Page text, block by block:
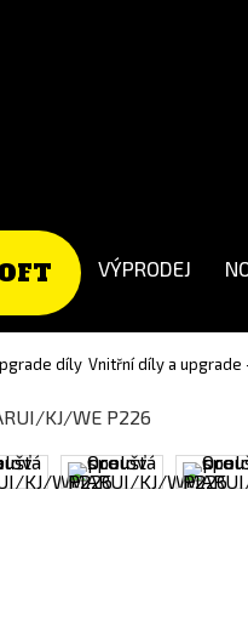
VÝPRODEJ
díly Vnitřní díly a upgrade